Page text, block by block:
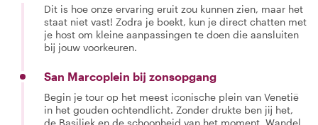
Dit is hoe onze ervaring eruit zou kunnen zien, maar het
staat niet vast! Zodra je boekt, kun je direct chatten met
je host om kleine aanpassingen te doen die aansluiten
bij jouw voorkeuren.
San Marcoplein bij zonsopgang
Begin je tour op het meest iconische plein van Venetië
in het gouden ochtendlicht. Zonder drukte ben jij het,
de Basiliek en de schoonheid van het moment. Wandel